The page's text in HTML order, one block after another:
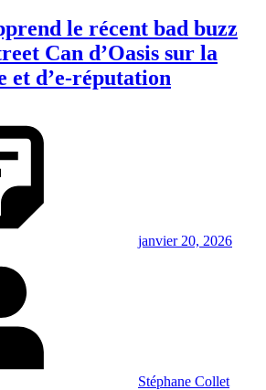
le récent bad buzz
Can d’Oasis sur la
et d’e-réputation
janvier 20, 2026
Stéphane Collet